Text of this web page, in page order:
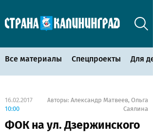
Все материалы Спецпроекты Для
16.02.2017
10:00
Авторы: Александр Матвеев, Ольга
Саялина
ФОК на ул. Дзержинского